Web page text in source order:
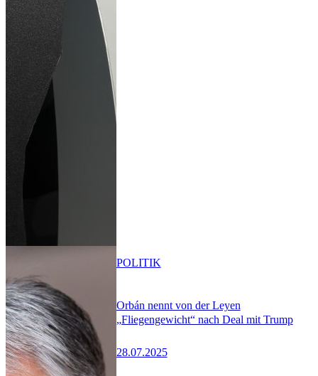
Orbán nennt von der Leyen
„Fliegengewicht“ nach Deal mit Trump
28.07.2025
POLITIK